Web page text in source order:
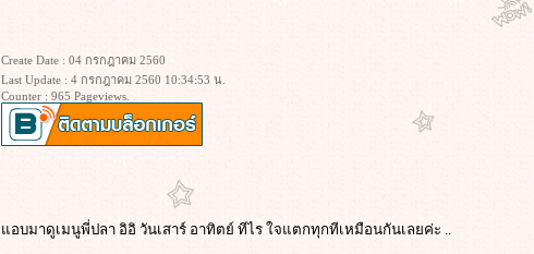
Create Date : 04 กรกฎาคม 2560
Last Update : 4 กรกฎาคม 2560 10:34:53 น.
Counter : 965 Pageviews.
อบมาดูเมนูพี่ปลา อิอิ วันเสาร์ อาทิตย์ ทีไร ใจแตกทุกทีเหมือนกันเลยค่ะ ..